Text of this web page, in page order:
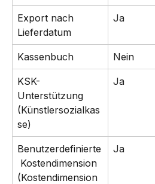
Export nach
Lieferdatum
Ja
Kassenbuch Nein
KSK-
Unterstützung
(Künstlersozialkas
se)
Ja
Benutzerdefinierte
Kostendimension
(Kostendimension
Ja